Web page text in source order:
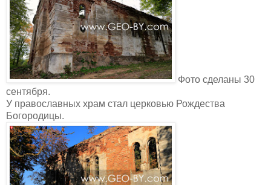
Фото сделаны 30
сентября.
У православных храм стал церковью Рождества
Богородицы.